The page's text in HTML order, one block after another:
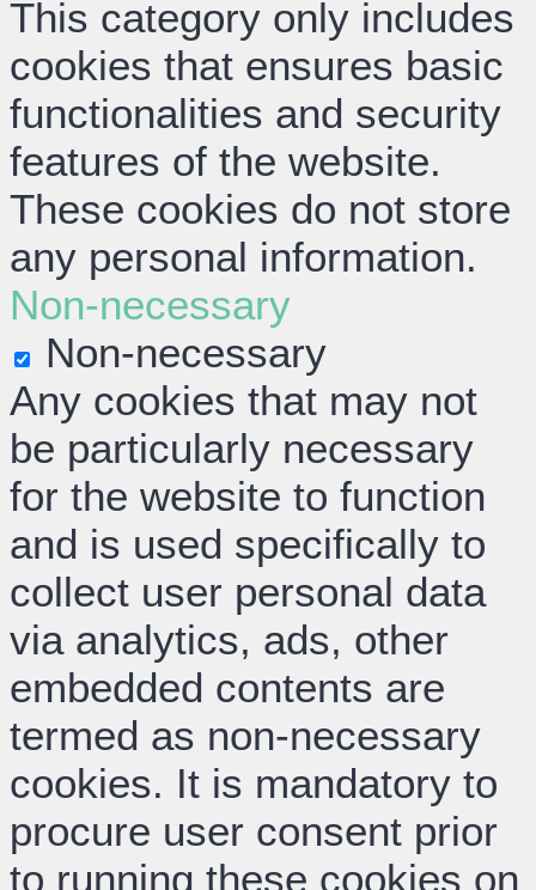
This category only includes
cookies that ensures basic
functionalities and security
features of the website.
These cookies do not store
any personal information.
Non-necessary
Non-necessary
Any cookies that may not
be particularly necessary
for the website to function
and is used specifically to
collect user personal data
via analytics, ads, other
embedded contents are
termed as non-necessary
cookies. It is mandatory to
procure user consent prior
to running these cookies on